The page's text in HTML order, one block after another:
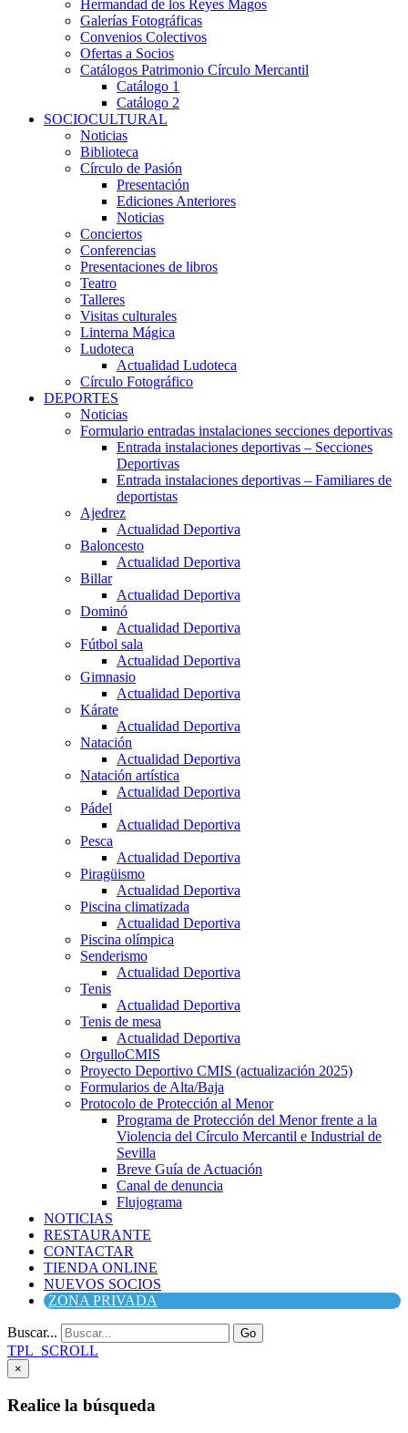
Hermandad de los Reyes Magos
Galerías Fotográficas
Convenios Colectivos
Ofertas a Socios
Catálogos Patrimonio Círculo Mercantil
Catálogo 1
Catálogo 2
SOCIOCULTURAL
Noticias
Biblioteca
Círculo de Pasión
Presentación
Ediciones Anteriores
Noticias
Conciertos
Conferencias
Presentaciones de libros
Teatro
Talleres
Visitas culturales
Linterna Mágica
Ludoteca
Actualidad Ludoteca
Círculo Fotográfico
DEPORTES
Noticias
Formulario entradas instalaciones secciones deportivas
Entrada instalaciones deportivas – Secciones
Deportivas
Entrada instalaciones deportivas – Familiares de
deportistas
Ajedrez
Actualidad Deportiva
Baloncesto
Actualidad Deportiva
Billar
Actualidad Deportiva
Dominó
Actualidad Deportiva
Fútbol sala
Actualidad Deportiva
Gimnasio
Actualidad Deportiva
Kárate
Actualidad Deportiva
Natación
Actualidad Deportiva
Natación artística
Actualidad Deportiva
Pádel
Actualidad Deportiva
Pesca
Actualidad Deportiva
Piragüismo
Actualidad Deportiva
Piscina climatizada
Actualidad Deportiva
Piscina olímpica
Senderismo
Actualidad Deportiva
Tenis
Actualidad Deportiva
Tenis de mesa
Actualidad Deportiva
OrgulloCMIS
Proyecto Deportivo CMIS (actualización 2025)
Formularios de Alta/Baja
Protocolo de Protección al Menor
Programa de Protección del Menor frente a la
Violencia del Círculo Mercantil e Industrial de
Sevilla
Breve Guía de Actuación
Canal de denuncia
Flujograma
NOTICIAS
RESTAURANTE
CONTACTAR
TIENDA ONLINE
NUEVOS SOCIOS
ZONA PRIVADA
Buscar... Go
TPL_SCROLL
×
Realice la búsqueda